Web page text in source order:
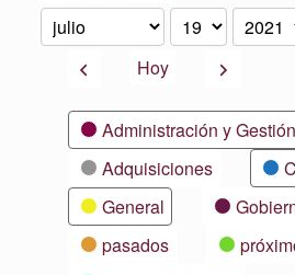
Mes
Día
Año
AnteriorHoy Siguiente
CategoríasAdministración y
Adquisiciones
General
pasados